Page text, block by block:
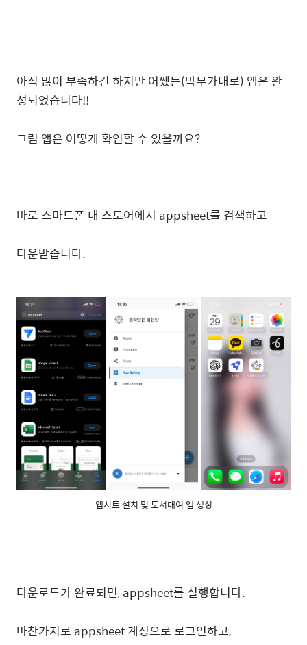
아직 많이 부족하긴 하지만 어쨌든(막무가내로) 앱은 완
성되었습니다!!
그럼 앱은 어떻게 확인할 수 있을까요?
바로 스마트폰 내 스토어에서 appsheet를 검색하고
다운받습니다.
앱시트 설치 및 도서대여 앱 생성
다운로드가 완료되면, appsheet를 실행합니다.
마찬가지로 appsheet 계정으로 로그인하고,